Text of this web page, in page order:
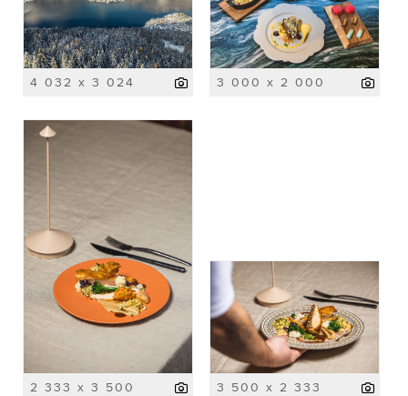
4 032 x 3 024 3 000 x 2 000
2 333 x 3 500 3 500 x 2 333